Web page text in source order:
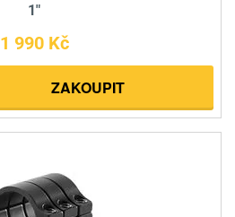
1"
1 990 Kč
ZAKOUPIT